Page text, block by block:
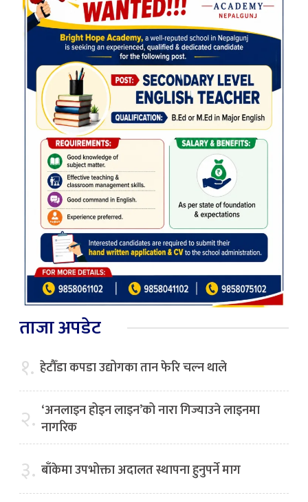
ताजा अपडेट
१. हेटौँडा कपडा उद्योगका तान फेरि चल्न थाले
२. ‘अनलाइन होइन लाइन’को नारा गिज्याउने लाइनमा
नागरिक
३. बाँकेमा उपभोक्ता अदालत स्थापना हुनुपर्ने माग